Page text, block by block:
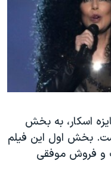
اسکار، به بخش
بخش اول این فیلم
رفت و فروش موفقی